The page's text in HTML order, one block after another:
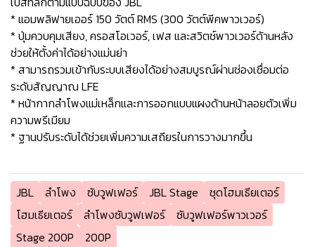
* แอมพลิฟายเออร์ 150 วัตต์ RMS (300 วัตต์พีคพาวเวอร์)
* ปุ่มควบคุมเสียง, ครอสโอเวอร์, เฟส และสวิตช์พาวเวอร์ด้านหลัง
ช่วยให้ตั้งค่าได้อย่างแม่นย่า
* สามารถรวมเข้ากับระบบเสียงได้อย่างสมบูรณ์ผ่านช่องเชื่อมต่อ
ระดับสัญญาณ LFE
* หน้ากากลำโพงแม่เหล็กและการออกแบบแผงด้านหน้าลอยตัวเพิ่ม
ความพรีเมียม
* ฐานปรับระดับได้ช่วยเพิ่มความเสถียรในการวางมากขึ้น
JBL ลำโพง ซับวูฟเฟอร์ JBL Stage
ชุดโฮมเธียเตอร์
โฮมเธียเตอร์
ลำโพงซับวูฟเฟอร์
ซับวูฟเฟอร์พาวเวอร์
Stage 200P
200P